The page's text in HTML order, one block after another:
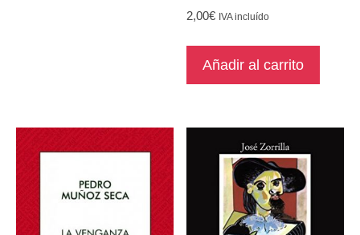
2,00€ IVA incluído
Añadir al carrito